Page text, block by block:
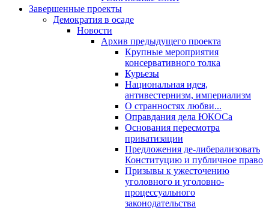
Завершенные проекты
Демократия в осаде
Новости
Архив предыдущего проекта
Крупные мероприятия
консервативного толка
Курьезы
Национальная идея,
антивестернизм, империализм
О странностях любви...
Оправдания дела ЮКОСа
Основания пересмотра
приватизации
Предложения де-либерализовать
Конституцию и публичное право
Призывы к ужесточению
уголовного и уголовно-
процессуального
законодательства